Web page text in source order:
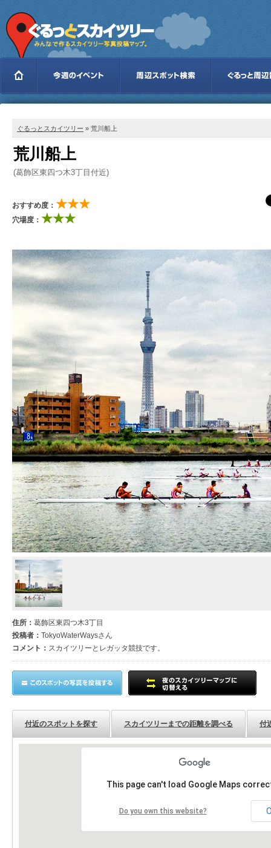
ぐるっとスカイツリー » 荒川船上
荒川船上
(葛飾区東四つ木3丁目付近)
おすすめ度： ★★★
穴場度： ★★★
住所： 葛飾区東四つ木3丁目
投稿者： TokyoWaterWaysさん
コメント： スカイツリーとレガッタ競技です。
付近のスポットを探す スカイツリーまでの距離を調べる 付
This page can't load Google Maps
Do you own this website?